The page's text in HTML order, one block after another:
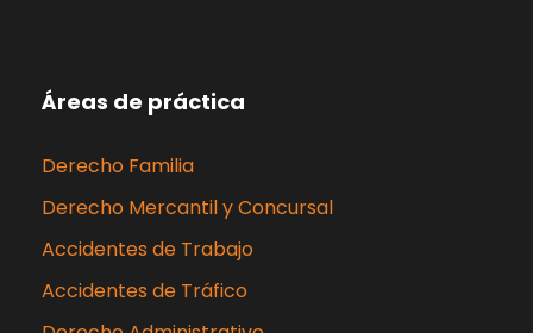
Áreas de práctica
Derecho Familia
Derecho Mercantil y Concursal
Accidentes de Trabajo
Accidentes de Tráfico